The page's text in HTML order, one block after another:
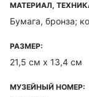
МАТЕРИАЛ,
Бумага, бронза;
РАЗМЕР:
21,5 см х 13,4 см
МУЗЕЙНЫЙ НОМЕР: